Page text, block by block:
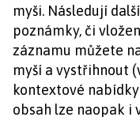
myši. Následují
poznámky, či
záznamu můžete
myší a vystřihnout
kontextové
obsah lze naopak i